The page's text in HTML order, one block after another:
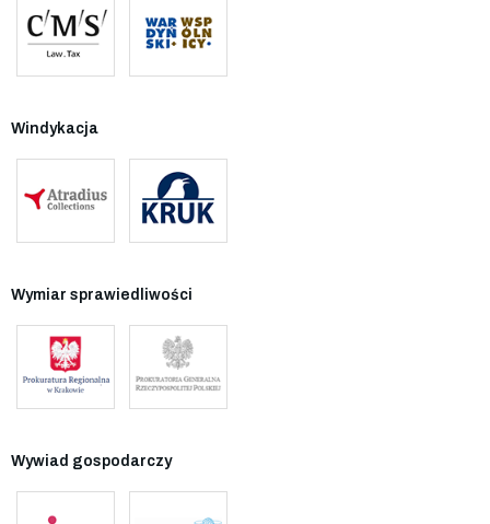
Windykacja
Wymiar sprawiedliwości
Wywiad gospodarczy